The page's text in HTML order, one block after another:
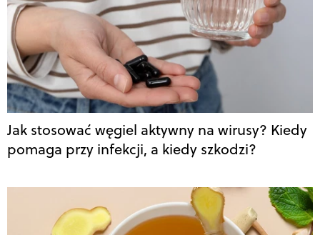
Jak stosować węgiel aktywny na wirusy? Kiedy
pomaga przy infekcji, a kiedy szkodzi?